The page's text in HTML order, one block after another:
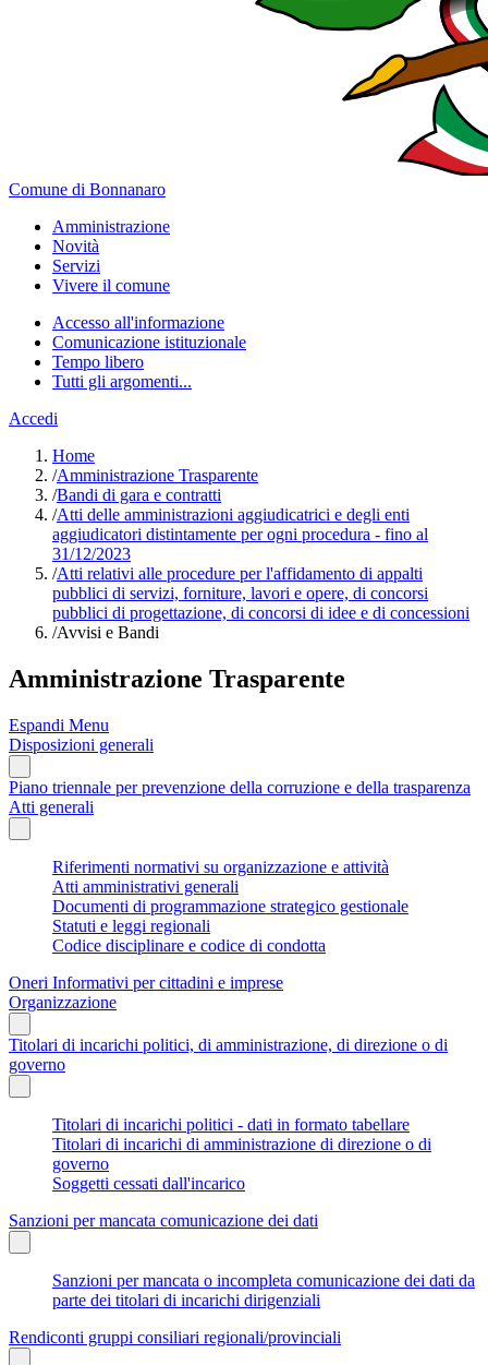
Comune di Bonnanaro
Amministrazione
Novità
Servizi
Vivere il comune
Accesso all'informazione
Comunicazione istituzionale
Tempo libero
Tutti gli argomenti...
Accedi
Home
/Amministrazione Trasparente
/Bandi di gara e contratti
/Atti delle amministrazioni aggiudicatrici e degli enti
aggiudicatori distintamente per ogni procedura - fino al
31/12/2023
/Atti relativi alle procedure per l'affidamento di appalti
pubblici di servizi, forniture, lavori e opere, di concorsi
pubblici di progettazione, di concorsi di idee e di concessioni
/Avvisi e Bandi
Amministrazione Trasparente
Espandi Menu
Disposizioni generali
Piano triennale per prevenzione della corruzione e della trasparenza
Atti generali
Riferimenti normativi su organizzazione e attività
Atti amministrativi generali
Documenti di programmazione strategico gestionale
Statuti e leggi regionali
Codice disciplinare e codice di condotta
Oneri Informativi per cittadini e imprese
Organizzazione
Titolari di incarichi politici, di amministrazione, di direzione o di
governo
Titolari di incarichi politici - dati in formato tabellare
Titolari di incarichi di amministrazione di direzione o di
governo
Soggetti cessati dall'incarico
Sanzioni per mancata comunicazione dei dati
Sanzioni per mancata o incompleta comunicazione dei dati da
parte dei titolari di incarichi dirigenziali
Rendiconti gruppi consiliari regionali/provinciali